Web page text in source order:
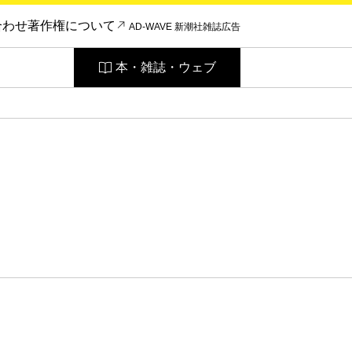
わせ著作権について AD-WAVE 新潮社雑誌広告
本・雑誌・ウェブ